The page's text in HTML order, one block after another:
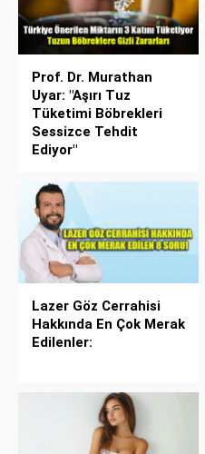
Prof. Dr. Murathan
Uyar: "Aşırı Tuz
Tüketimi Böbrekleri
Sessizce Tehdit
Ediyor"
Lazer Göz Cerrahisi
Hakkında En Çok Merak
Edilenler: